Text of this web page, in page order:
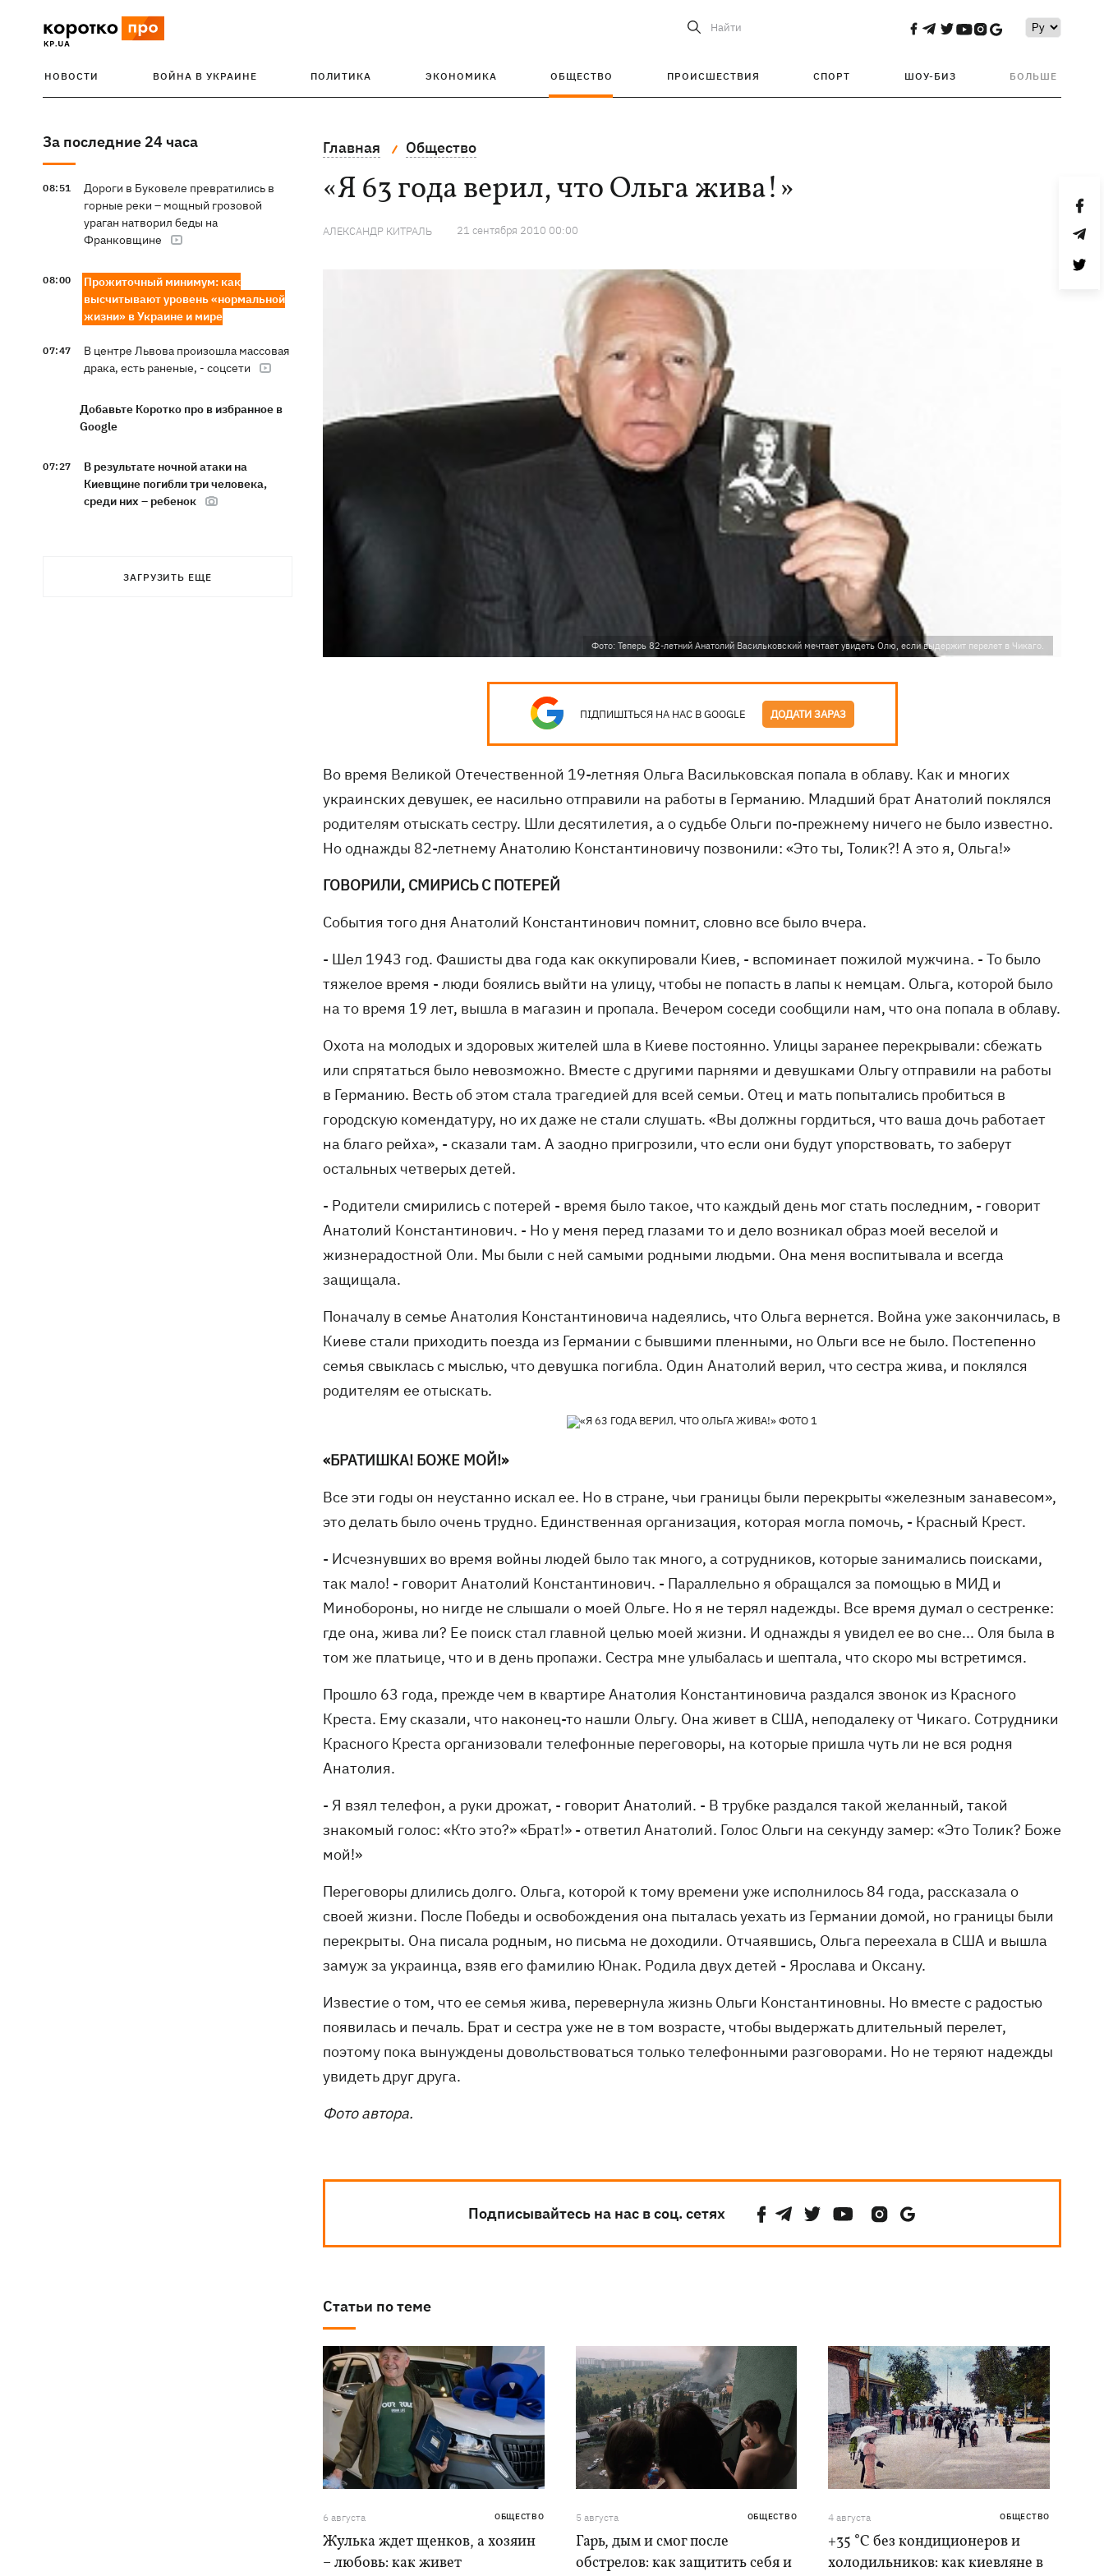
Найти
НОВОСТИ ВОЙНА В УКРАИНЕ ПОЛИТИКА ЭКОНОМИКА ОБЩЕСТВО ПРОИСШЕСТВИЯ СПОРТ ШОУ-БИЗ БОЛЬШЕ
За последние 24 часа
08:51
Дороги в Буковеле превратились в
горные реки – мощный грозовой
ураган натворил беды на
Франковщине
08:00
Прожиточный минимум: как
высчитывают уровень «нормальной
жизни» в Украине и мире
07:47
В центре Львова произошла массовая
драка, есть раненые, - соцсети
Добавьте Коротко про в избранное в
Google
07:27
В результате ночной атаки на
Киевщине погибли три человека,
среди них – ребенок
что сегодня нельзя делать
ЗАГРУЗИТЬ ЕЩЕ
Главная Общество
«Я 63 года верил, что Ольга жива!»
АЛЕКСАНДР КИТРАЛЬ 21 сентября 2010 00:00
Фото: Теперь 82-летний Анатолий Васильковский мечтает увидеть Олю, если выдержит перелет в Чикаго.
ПІДПИШІТЬСЯ НА НАС В GOOGLE ДОДАТИ ЗАРАЗ
Во время Великой Отечественной 19-летняя Ольга Васильковская попала в облаву. Как и многих
украинских девушек, ее насильно отправили на работы в Германию. Младший брат Анатолий поклялся
родителям отыскать сестру. Шли десятилетия, а о судьбе Ольги по-прежнему ничего не было известно.
Но однажды 82-летнему Анатолию Константиновичу позвонили: «Это ты, Толик?! А это я, Ольга!»
ГОВОРИЛИ, СМИРИСЬ С ПОТЕРЕЙ
События того дня Анатолий Константинович помнит, словно все было вчера.
- Шел 1943 год. Фашисты два года как оккупировали Киев, - вспоминает пожилой мужчина. - То было
тяжелое время - люди боялись выйти на улицу, чтобы не попасть в лапы к немцам. Ольга, которой было
на то время 19 лет, вышла в магазин и пропала. Вечером соседи сообщили нам, что она попала в облаву.
Охота на молодых и здоровых жителей шла в Киеве постоянно. Улицы заранее перекрывали: сбежать
или спрятаться было невозможно. Вместе с другими парнями и девушками Ольгу отправили на работы
в Германию. Весть об этом стала трагедией для всей семьи. Отец и мать попытались пробиться в
городскую комендатуру, но их даже не стали слушать. «Вы должны гордиться, что ваша дочь работает
на благо рейха», - сказали там. А заодно пригрозили, что если они будут упорствовать, то заберут
остальных четверых детей.
- Родители смирились с потерей - время было такое, что каждый день мог стать последним, - говорит
Анатолий Константинович. - Но у меня перед глазами то и дело возникал образ моей веселой и
жизнерадостной Оли. Мы были с ней самыми родными людьми. Она меня воспитывала и всегда
защищала.
Поначалу в семье Анатолия Константиновича надеялись, что Ольга вернется. Война уже закончилась, в
Киеве стали приходить поезда из Германии с бывшими пленными, но Ольги все не было. Постепенно
семья свыклась с мыслью, что девушка погибла. Один Анатолий верил, что сестра жива, и поклялся
родителям ее отыскать.
«БРАТИШКА! БОЖЕ МОЙ!»
Все эти годы он неустанно искал ее. Но в стране, чьи границы были перекрыты «железным занавесом»,
это делать было очень трудно. Единственная организация, которая могла помочь, - Красный Крест.
- Исчезнувших во время войны людей было так много, а сотрудников, которые занимались поисками,
так мало! - говорит Анатолий Константинович. - Параллельно я обращался за помощью в МИД и
Минобороны, но нигде не слышали о моей Ольге. Но я не терял надежды. Все время думал о сестренке:
где она, жива ли? Ее поиск стал главной целью моей жизни. И однажды я увидел ее во сне... Оля была в
том же платьице, что и в день пропажи. Сестра мне улыбалась и шептала, что скоро мы встретимся.
Прошло 63 года, прежде чем в квартире Анатолия Константиновича раздался звонок из Красного
Креста. Ему сказали, что наконец-то нашли Ольгу. Она живет в США, неподалеку от Чикаго. Сотрудники
Красного Креста организовали телефонные переговоры, на которые пришла чуть ли не вся родня
Анатолия.
- Я взял телефон, а руки дрожат, - говорит Анатолий. - В трубке раздался такой желанный, такой
знакомый голос: «Кто это?» «Брат!» - ответил Анатолий. Голос Ольги на секунду замер: «Это Толик? Боже
мой!»
Переговоры длились долго. Ольга, которой к тому времени уже исполнилось 84 года, рассказала о
своей жизни. После Победы и освобождения она пыталась уехать из Германии домой, но границы были
перекрыты. Она писала родным, но письма не доходили. Отчаявшись, Ольга переехала в США и вышла
замуж за украинца, взяв его фамилию Юнак. Родила двух детей - Ярослава и Оксану.
Известие о том, что ее семья жива, перевернула жизнь Ольги Константиновны. Но вместе с радостью
появилась и печаль. Брат и сестра уже не в том возрасте, чтобы выдержать длительный перелет,
поэтому пока вынуждены довольствоваться только телефонными разговорами. Но не теряют надежды
увидеть друг друга.
Фото автора.
Подписывайтесь на нас в соц. сетях
Статьи по теме
6 августа ОБЩЕСТВО
Жулька ждет щенков, а хозяин
– любовь: как живет
5 августа ОБЩЕСТВО
Гарь, дым и смог после
обстрелов: как защитить себя и
4 августа ОБЩЕСТВО
+35 °C без кондиционеров и
холодильников: как киевляне в